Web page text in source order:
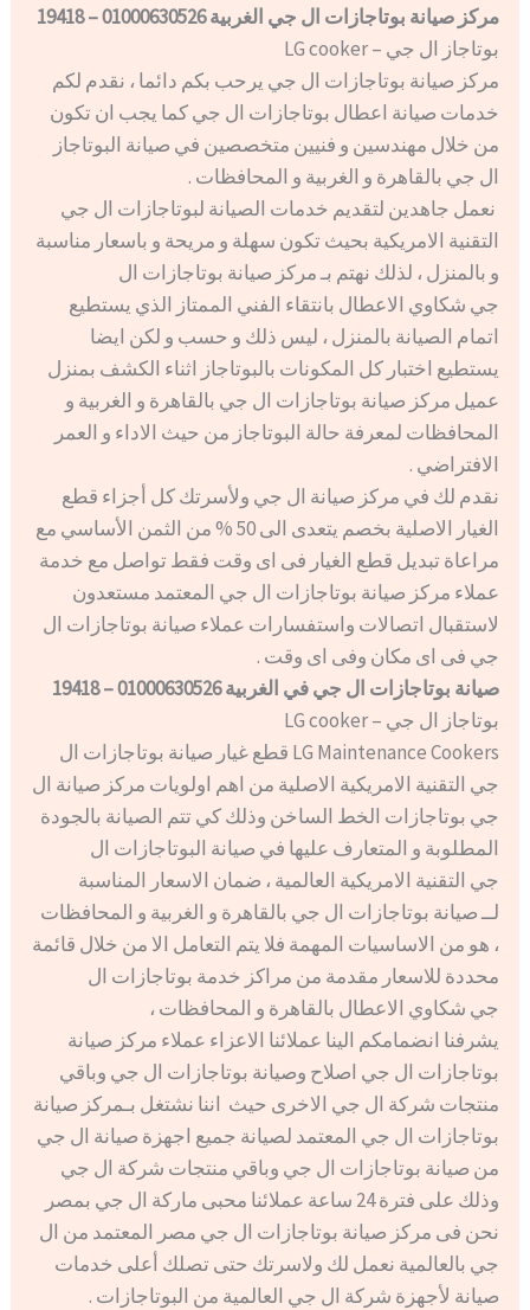
مركز صيانة بوتاجازات ال جي الغربية 01000630526 – 19418
بوتاجاز ال جي – LG cooker
مركز صيانة بوتاجازات ال جي يرحب بكم دائما ، نقدم لكم
خدمات صيانة اعطال بوتاجازات ال جي كما يجب ان تكون
من خلال مهندسين و فنيين متخصصين في صيانة البوتاجاز
ال جي بالقاهرة و الغربية و المحافظات .
نعمل جاهدين لتقديم خدمات الصيانة لبوتاجازات ال جي
التقنية الامريكية بحيث تكون سهلة و مريحة و باسعار مناسبة
و بالمنزل ، لذلك نهتم بـ مركز صيانة بوتاجازات ال
جي شكاوي الاعطال بانتقاء الفني الممتاز الذي يستطيع
اتمام الصيانة بالمنزل ، ليس ذلك و حسب و لكن ايضا
يستطيع اختبار كل المكونات بالبوتاجاز اثناء الكشف بمنزل
عميل مركز صيانة بوتاجازات ال جي بالقاهرة و الغربية و
المحافظات لمعرفة حالة البوتاجاز من حيث الاداء و العمر
الافتراضي .
نقدم لك في مركز صيانة ال جي ولأسرتك كل أجزاء قطع
الغيار الاصلية بخصم يتعدى الى 50 % من الثمن الأساسي مع
مراعاة تبديل قطع الغيار فى اى وقت فقط تواصل مع خدمة
عملاء مركز صيانة بوتاجازات ال جي المعتمد مستعدون
لاستقبال اتصالات واستفسارات عملاء صيانة بوتاجازات ال
جي فى اى مكان وفى اى وقت .
صيانة بوتاجازات ال جي في الغربية 01000630526 – 19418
بوتاجاز ال جي – LG cooker
LG Maintenance Cookers قطع غيار صيانة بوتاجازات ال
جي التقنية الامريكية الاصلية من اهم اولويات مركز صيانة ال
جي بوتاجازات الخط الساخن وذلك كي تتم الصيانة بالجودة
المطلوبة و المتعارف عليها في صيانة البوتاجازات ال
جي التقنية الامريكية العالمية ، ضمان الاسعار المناسبة
لــ صيانة بوتاجازات ال جي بالقاهرة و الغربية و المحافظات
، هو من الاساسيات المهمة فلا يتم التعامل الا من خلال قائمة
محددة للاسعار مقدمة من مراكز خدمة بوتاجازات ال
جي شكاوي الاعطال بالقاهرة و المحافظات ،
يشرفنا انضمامكم الينا عملائنا الاعزاء عملاء مركز صيانة
بوتاجازات ال جي اصلاح وصيانة بوتاجازات ال جي وباقي
منتجات شركة ال جي الاخرى حيث اننا نشتغل بـمركز صيانة
بوتاجازات ال جي المعتمد لصيانة جميع اجهزة صيانة ال جي
من صيانة بوتاجازات ال جي وباقي منتجات شركة ال جي
وذلك على فترة 24 ساعة عملائنا محبى ماركة ال جي بمصر
نحن فى مركز صيانة بوتاجازات ال جي مصر المعتمد من ال
جي بالعالمية نعمل لك ولاسرتك حتى تصلك أعلى خدمات
صيانة لأجهزة شركة ال جي العالمية من البوتاجازات .